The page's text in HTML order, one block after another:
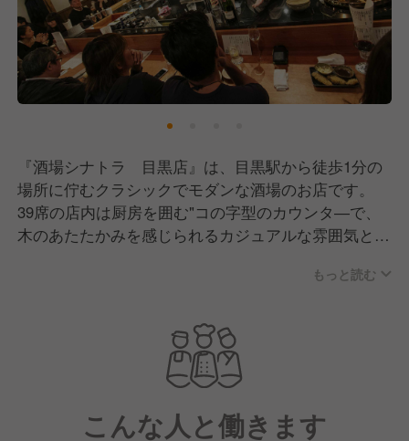
『酒場シナトラ 目黒店』は、目黒駅から徒歩1分の
場所に佇むクラシックでモダンな酒場のお店です。
39席の店内は厨房を囲む"コの字型のカウンタ―で、
木のあたたかみを感じられるカジュアルな雰囲気とな
野菜、お肉といった素材を活かした和食をメインと
し、お客様に四季を感じて頂けるようなお料理を提供
中でも「肉豆腐」は黒毛和牛・秋田牛のスネ肉をメイ
もっと読む
こんな人と働きます